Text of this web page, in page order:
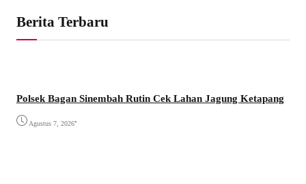
Berita Terbaru
Polsek Bagan Sinembah Rutin Cek Lahan Jagung Ketapang
Agustus 7, 2026•